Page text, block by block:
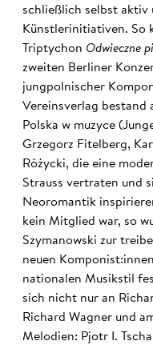
schließlich selbst aktiv
Künstlerinitiativen. So
Triptychon Odwieczne
zweiten Berliner
jungpolnischer
Vereinsverlag bestand
Polska w muzyce
Grzegorz Fitelberg,
Różycki, die eine
Strauss vertraten und
Neoromantik
kein Mitglied war, so
Szymanowski zur
neuen
nationalen Musikstil
sich nicht nur an
Richard Wagner und
Melodien: Pjotr I.